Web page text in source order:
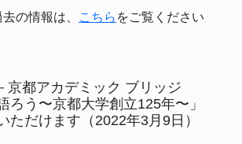
の情報は、 こちら をご覧ください
京都アカデミック ブリッジ
ろう〜京都大学創立125年〜」
ただけます（2022年3月9日）